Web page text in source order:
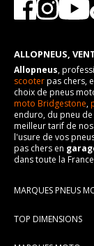
ALLOPNEUS,
Allopneus,
scooterpas chers,
choix de pneus
moto Bridgestone,
enduro, du pneu
meilleur tarif de
l'usure de vos
pas chers en
dans toute la
MARQUES PNEUS
TOP DIMENSIONS